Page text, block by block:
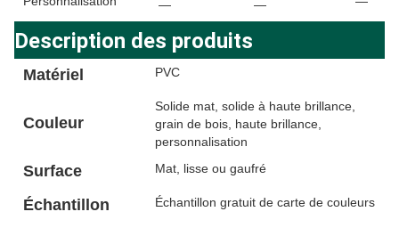
— —
Description des produits
Matériel PVC
Couleur
Solide mat, solide à haute brillance,
grain de bois, haute brillance,
personnalisation
Surface Mat, lisse ou gaufré
Échantillon Échantillon gratuit de carte de couleurs